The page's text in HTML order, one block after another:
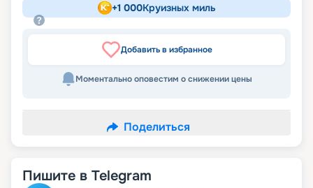
+1 000Круизных миль
Добавить в избранное
Моментально оповестим о снижении цены
Поделиться
Пишите в Telegram